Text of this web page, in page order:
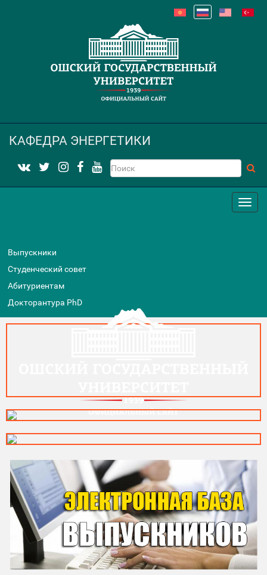
КАФЕДРА ЭНЕРГЕТИКИ
Выпускники
Студенческий совет
Абитуриентам
Докторантура PhD